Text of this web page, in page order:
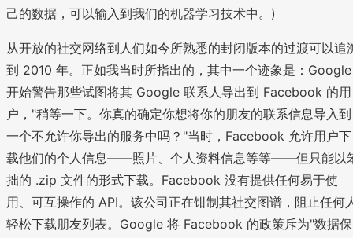
己的数据，可以输入到我们的机器学习技术中。)
从开放的社交网络到人们如今所熟悉的封闭版本的过渡可以追
到 2010 年。正如我当时所指出的，其中一个迹象是：Google
开始警告那些试图将其 Google 联系人导出到 Facebook 的用
户，"稍等一下。你真的确定你想将你的朋友的联系信息导入到
一个不允许你导出的服务中吗？"当时，Facebook 允许用户下
载他们的个人信息——照片、个人资料信息等等——但只能以
拙的 .zip 文件的形式下载。Facebook 没有提供任何易于使
用、可互操作的 API。该公司正在钳制其社交图谱，阻止任何
轻松下载朋友列表。Google 将 Facebook 的政策斥为"数据保